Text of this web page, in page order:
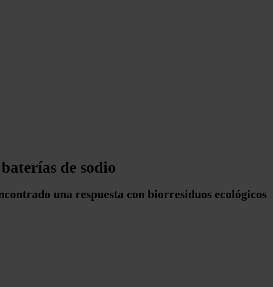
de sodio
una respuesta con biorresiduos ecológicos